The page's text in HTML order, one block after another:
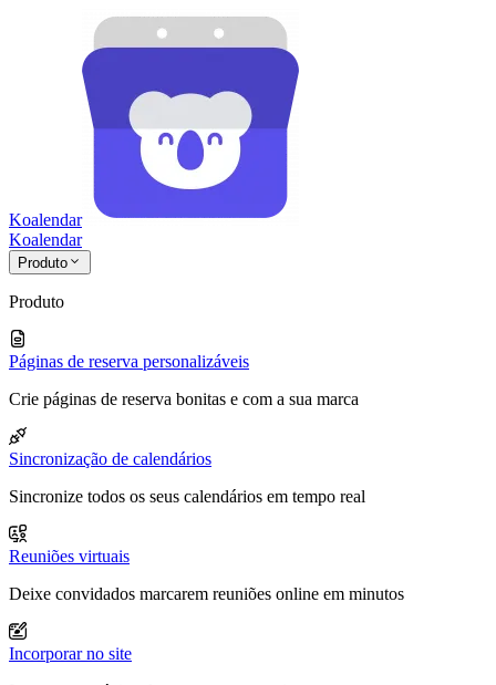
Koalendar
Koalendar
Produto
Produto
Páginas de reserva personalizáveis
Crie páginas de reserva bonitas e com a sua marca
Sincronização de calendários
Sincronize todos os seus calendários em tempo real
Reuniões virtuais
Deixe convidados marcarem reuniões online em minutos
Incorporar no site